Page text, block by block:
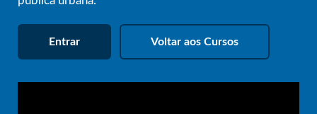
Entrar Voltar aos Cursos